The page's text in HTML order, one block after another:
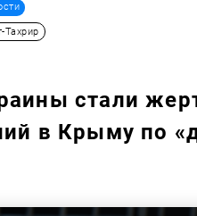
Тахрир
стали
в Крыму по